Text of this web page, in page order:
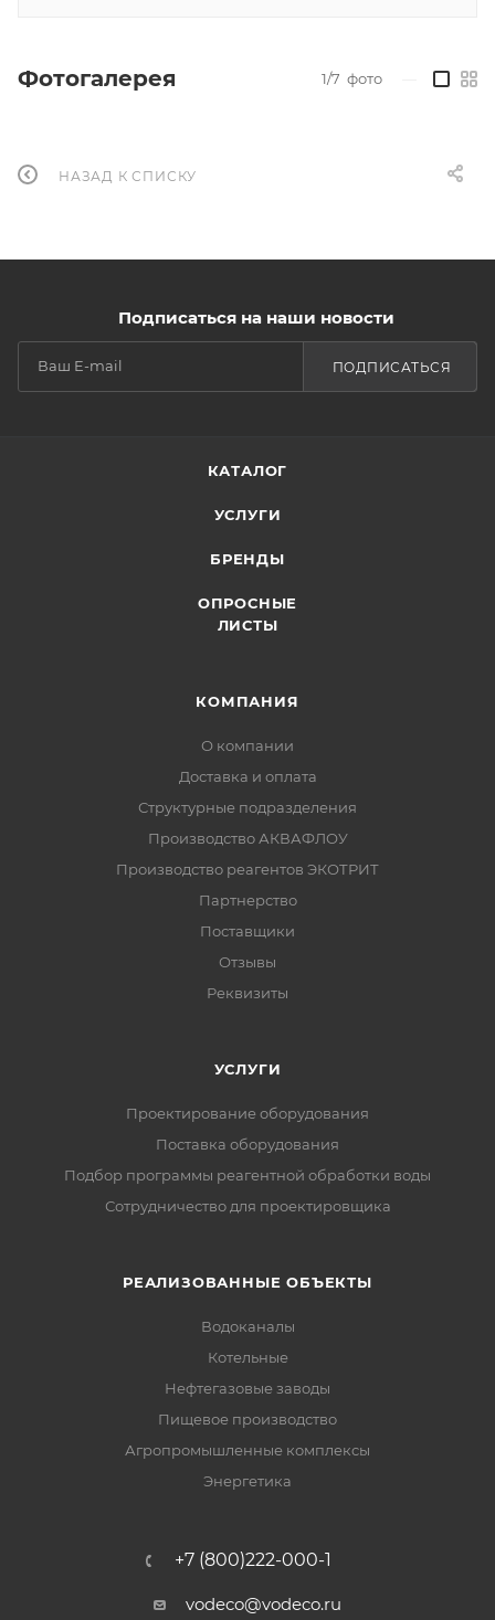
Фотогалерея 1/7 фото
НАЗАД К СПИСКУ
Подписаться на наши новости
ПОДПИСАТЬСЯ
КАТАЛОГ
УСЛУГИ
БРЕНДЫ
ОПРОСНЫЕ
ЛИСТЫ
КОМПАНИЯ
О компании
Доставка и оплата
Структурные подразделения
Производство АКВАФЛОУ
Производство реагентов ЭКОТРИТ
Партнерство
Поставщики
Отзывы
Реквизиты
УСЛУГИ
Проектирование оборудования
Поставка оборудования
Подбор программы реагентной обработки воды
Сотрудничество для проектировщика
РЕАЛИЗОВАННЫЕ ОБЪЕКТЫ
Водоканалы
Котельные
Нефтегазовые заводы
Пищевое производство
Агропромышленные комплексы
Энергетика
+7 (800)222-000-1
vodeco@vodeco.ru